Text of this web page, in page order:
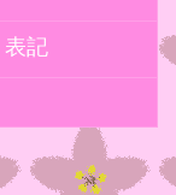
表記